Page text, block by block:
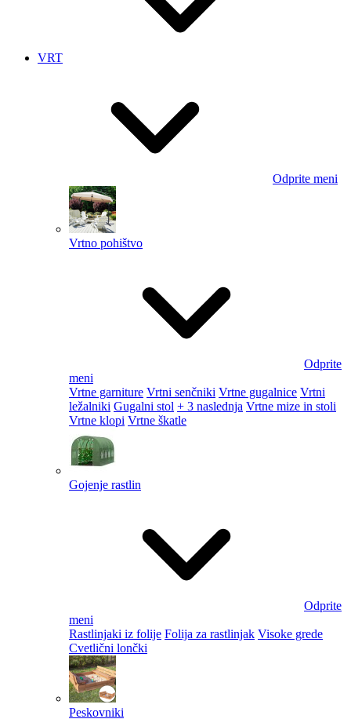
VRT
Odprite meni
Vrtno pohištvo
Odprite
meni
Vrtne garniture Vrtni senčniki Vrtne gugalnice Vrtni
ležalniki Gugalni stol + 3 naslednja Vrtne mize in stoli
Vrtne klopi Vrtne škatle
Gojenje rastlin
Odprite
meni
Rastlinjaki iz folije Folija za rastlinjak Visoke grede
Cvetlični lončki
Peskovniki